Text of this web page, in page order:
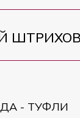
- ТУФЛИ